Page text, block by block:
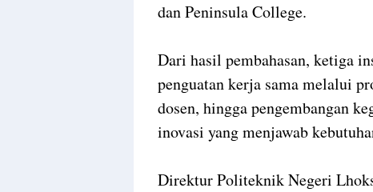
dan Peninsula College.
Dari hasil pembahasan, ketiga
penguatan kerja sama melalui
dosen, hingga pengembangan
inovasi yang menjawab
Direktur Politeknik Negeri